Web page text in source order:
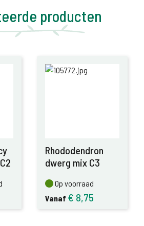
producten
Rhododendron
dwerg mix C3
Op voorraad
Op voorraad
Vanaf € 8,75